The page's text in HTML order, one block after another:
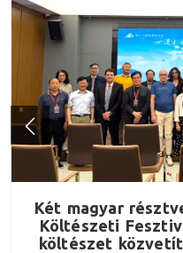
Két magyar
Költészeti
költészet